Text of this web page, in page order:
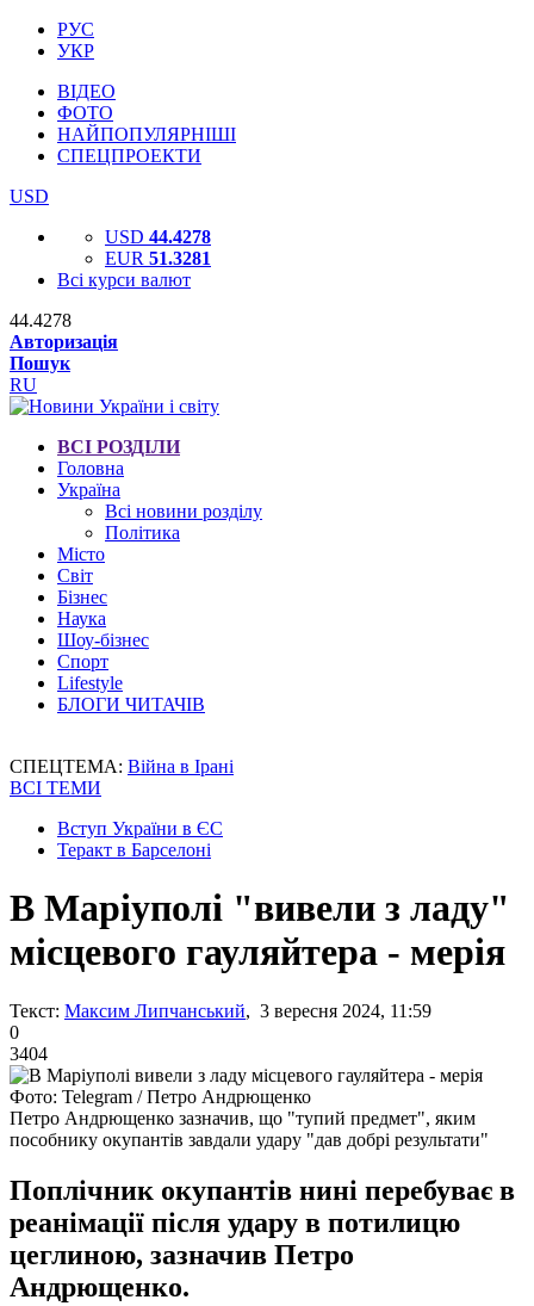
РУС
УКР
ВІДЕО
ФОТО
НАЙПОПУЛЯРНІШІ
СПЕЦПРОЕКТИ
USD
USD 44.4278
EUR 51.3281
Всі курси валют
44.4278
Авторизація
Пошук
RU
ВСІ РОЗДІЛИ
Головна
Україна
Всі новини розділу
Політика
Місто
Світ
Бізнес
Наука
Шоу-бізнес
Спорт
Lifestyle
БЛОГИ ЧИТАЧІВ
СПЕЦТЕМА: Війна в Ірані
ВСІ ТЕМИ
Вступ України в ЄС
Теракт в Барселоні
В Маріуполі "вивели з ладу"
місцевого гауляйтера - мерія
Текст: Максим Липчанський, 3 вересня 2024, 11:59
0
3404
Фото: Telegram / Петро Андрющенко
Петро Андрющенко зазначив, що "тупий предмет", яким
пособнику окупантів завдали удару "дав добрі результати"
Поплічник окупантів нині перебуває в
реанімації після удару в потилицю
цеглиною, зазначив Петро
Андрющенко.